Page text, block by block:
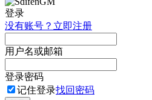
登录
没有账号？立即注册
用户名或邮箱
登录密码
记住登录找回密码